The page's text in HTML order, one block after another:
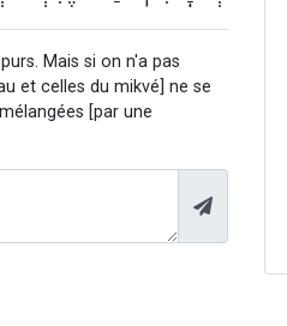
Mais si on n'a pas
et celles du mikvé] ne se
[par une